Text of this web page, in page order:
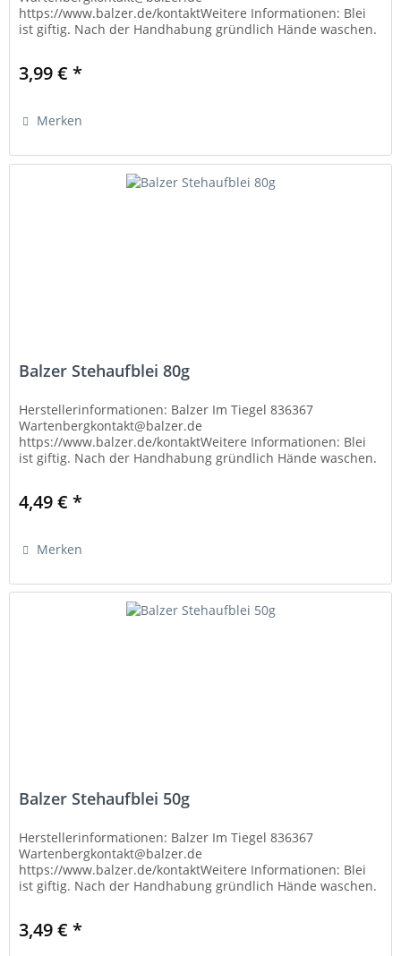
https://www.balzer.de/kontaktWeitere Informationen: Blei
ist giftig. Nach der Handhabung gründlich Hände waschen.
3,99 € *
Merken
Balzer Stehaufblei 80g
Herstellerinformationen: Balzer Im Tiegel 836367
Wartenbergkontakt@balzer.de
https://www.balzer.de/kontaktWeitere Informationen: Blei
ist giftig. Nach der Handhabung gründlich Hände waschen.
4,49 € *
Merken
Balzer Stehaufblei 50g
Herstellerinformationen: Balzer Im Tiegel 836367
Wartenbergkontakt@balzer.de
https://www.balzer.de/kontaktWeitere Informationen: Blei
ist giftig. Nach der Handhabung gründlich Hände waschen.
3,49 € *